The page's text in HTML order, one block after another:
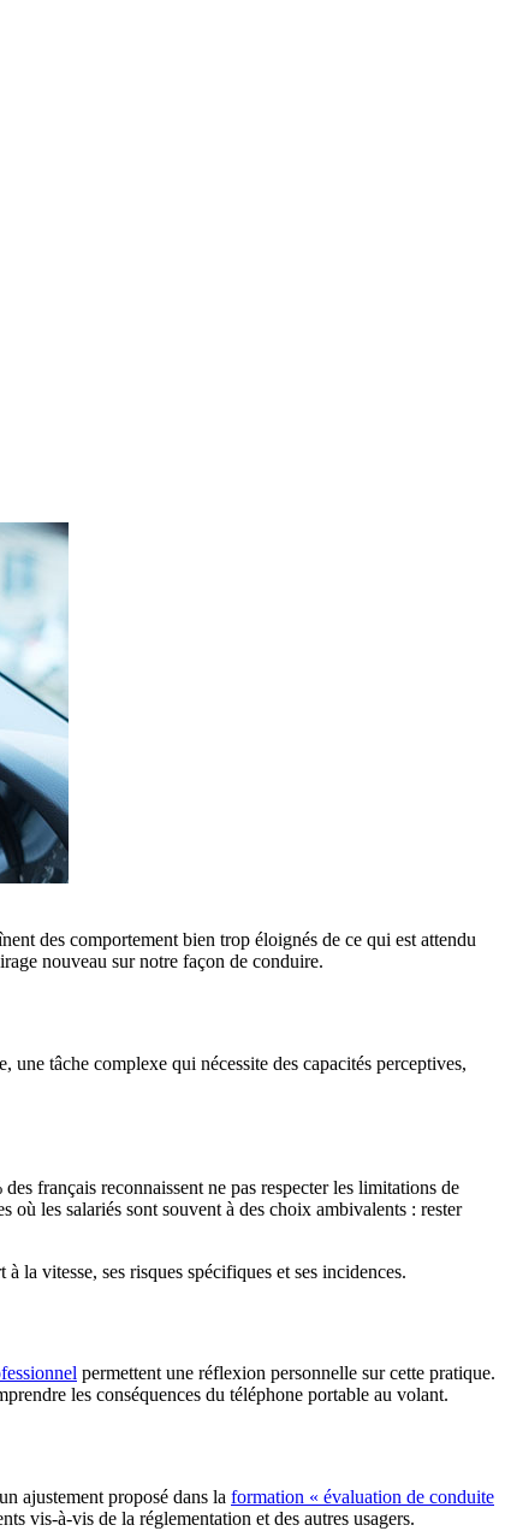
des comportement bien trop éloignés de ce qui est attendu
nouveau sur notre façon de conduire.
tâche complexe qui nécessite des capacités perceptives,
français reconnaissent ne pas respecter les limitations de
où les salariés sont souvent à des choix ambivalents : rester
la vitesse, ses risques spécifiques et ses incidences.
permettent une réflexion personnelle sur cette pratique.
les conséquences du téléphone portable au volant.
ajustement proposé dans la formation « évaluation de conduite
vis-à-vis de la réglementation et des autres usagers.